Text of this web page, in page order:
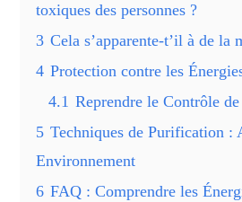
toxiques des personnes ?
3 Cela s’apparente-t’il à de la
4 Protection contre les
4.1 Reprendre le Contrôle
5 Techniques de Purification :
Environnement
6 FAQ : Comprendre les